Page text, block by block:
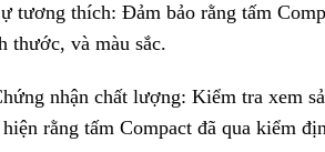
tương thích: Đảm bảo rằng tấm
thước, và màu sắc.
nhận chất lượng: Kiểm tra xem
rằng tấm Compact đã qua kiểm